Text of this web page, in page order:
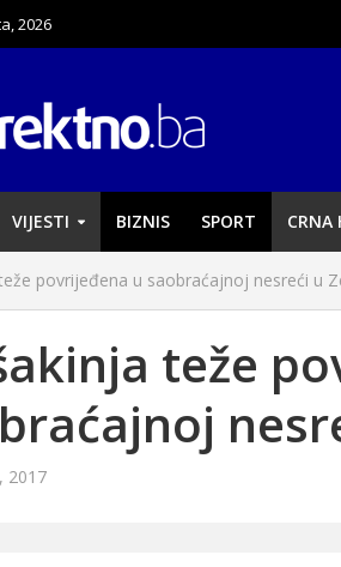
2026
VIJESTI BIZNIS SPORT CRNA
povrijeđena u saobraćajnoj nesreći u
teže
2017